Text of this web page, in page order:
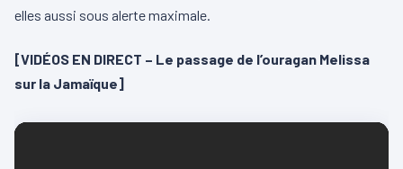
elles aussi sous alerte maximale.
[VIDÉOS EN DIRECT – Le passage de l’ouragan Melissa
sur la Jamaïque]